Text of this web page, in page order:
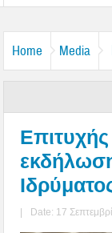
Home Media
| Date: 17